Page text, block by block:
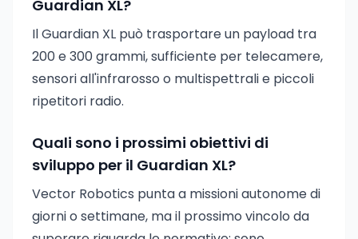
Guardian XL?
Il Guardian XL può trasportare un payload tra
200 e 300 grammi, sufficiente per telecamere,
sensori all'infrarosso o multispettrali e piccoli
ripetitori radio.
Quali sono i prossimi obiettivi di
sviluppo per il Guardian XL?
Vector Robotics punta a missioni autonome di
giorni o settimane, ma il prossimo vincolo da